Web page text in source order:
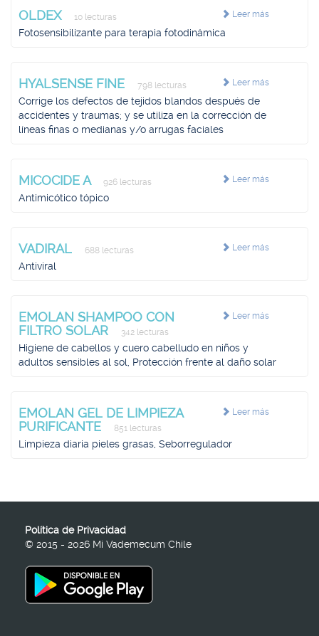
Leer más
OLDEX 10 lecturas
Fotosensibilizante para terapia fotodinámica
Leer más
HYALSENSE FINE 798 lecturas
Corrige los defectos de tejidos blandos después de
accidentes y traumas; y se utiliza en la corrección de
líneas finas o medianas y/o arrugas faciales
Leer más
MICOCIDE A 926 lecturas
Antimicótico tópico
Leer más
VADIRAL 688 lecturas
Antiviral
Leer más
EMOLAN SHAMPOO CON
FILTRO SOLAR
342 lecturas
Higiene de cabellos y cuero cabelludo en niños y
adultos sensibles al sol, Protección frente al daño solar
Leer más
EMOLAN GEL DE LIMPIEZA
PURIFICANTE
851 lecturas
Limpieza diaria pieles grasas, Seborregulador
Política de Privacidad
© 2015 - 2026 Mi Vademecum Chile